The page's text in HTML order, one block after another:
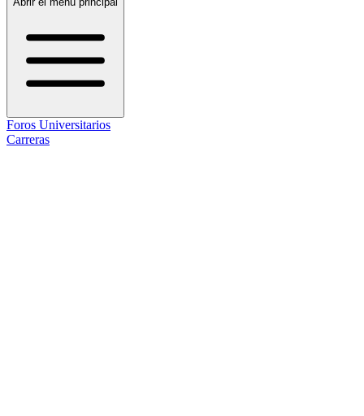
Foros Universitarios
Carreras